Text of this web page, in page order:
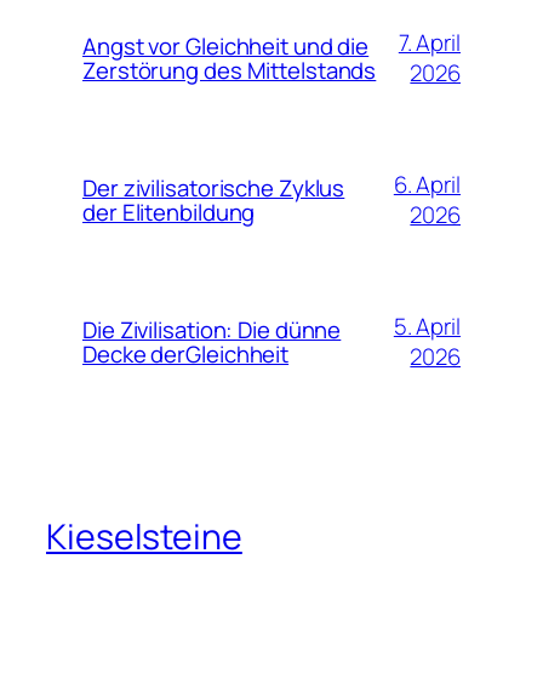
Angst vor Gleichheit und die
Zerstörung des Mittelstands
7. April
2026
Der zivilisatorische Zyklus
der Elitenbildung
6. April
2026
Die Zivilisation: Die dünne
Decke derGleichheit
5. April
2026
Kieselsteine